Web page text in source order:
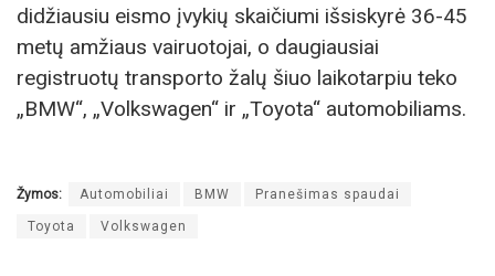
didžiausiu eismo įvykių skaičiumi išsiskyrė 36-45
metų amžiaus vairuotojai, o daugiausiai
registruotų transporto žalų šiuo laikotarpiu teko
„BMW“, „Volkswagen“ ir „Toyota“ automobiliams.
Žymos: Automobiliai BMW Pranešimas spaudai
Toyota Volkswagen